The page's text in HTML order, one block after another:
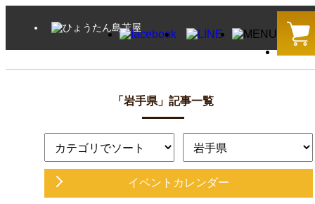
「岩手県」記事一覧
イベントカレンダー